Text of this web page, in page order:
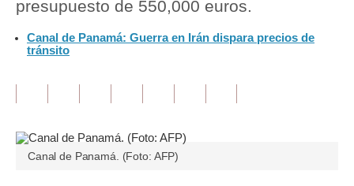
Finanzas Personales
Inmobiliarias
Opinión
Editorial
presupuesto de 550,000 euros.
Canal de Panamá: Guerra en Irán dispara precios de
tránsito
Canal de Panamá. (Foto: AFP)